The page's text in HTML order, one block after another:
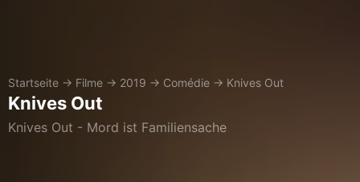
Startseite → Filme → 2019 → Comédie → Knives Out
Knives Out
Knives Out - Mord ist Familiensache